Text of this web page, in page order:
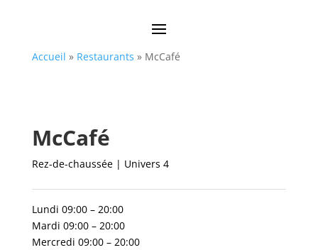
Accueil » Restaurants » McCafé
McCafé
Rez-de-chaussée | Univers 4
Lundi 09:00 – 20:00
Mardi 09:00 – 20:00
Mercredi 09:00 – 20:00